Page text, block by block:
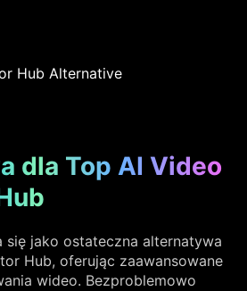
Hub Alternative
dla Top AI Video
się jako ostateczna alternatywa
Hub, oferując zaawansowane
wideo. Bezproblemowo